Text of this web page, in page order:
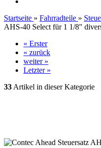
Startseite » Fahrradteile »
AHS-40 Select für 1 1/8"
« Erster
« zurück
weiter »
Letzter »
33 Artikel in dieser Kategorie